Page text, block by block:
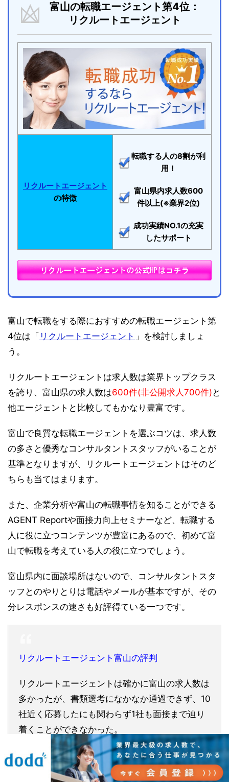
富山の転職エージェント第4位：
リクルートエージェント
リクルートエージェント
の特徴
転職する人の8割が利
用！
富山県内求人数600
件以上(※業界2位)
成功実績NO.1の充実
したサポート
富山で転職をする際におすすめの転職エージェント第
4位は「 リクルートエージェント 」を検討しましょ
う。
リクルートエージェントは求人数は業界トップクラス
を誇り、富山県の求人数は600件(非公開求人700件) と
他エージェントと比較してもかなり豊富です。
富山で良質な転職エージェントを選ぶコツは、求人数
の多さと優秀なコンサルタントスタッフがいることが
基準となりますが、リクルートエージェントはそのど
ちらも当てはまります。
また、企業分析や富山の転職事情を知ることができる
AGENT Reportや面接力向上セミナーなど、転職する
人に役に立つコンテンツが豊富にあるので、初めて富
山で転職を考えている人の役に立つでしょう。
富山県内に面談場所はないので、コンサルタントスタ
ッフとのやりとりは電話やメールが基本ですが、その
分レスポンスの速さも好評得ている一つです。
リクルートエージェント富山の評判
リクルートエージェントは確かに富山の求人数は
多かったが、書類選考になかなか通過できず、10
社近く応募したにも関わらず1社も面接まで辿り
着くことができなかった。
同規模と言われているdodaも併用してみたとこ
ろ、リクルートエージェントと同じくらいの求人